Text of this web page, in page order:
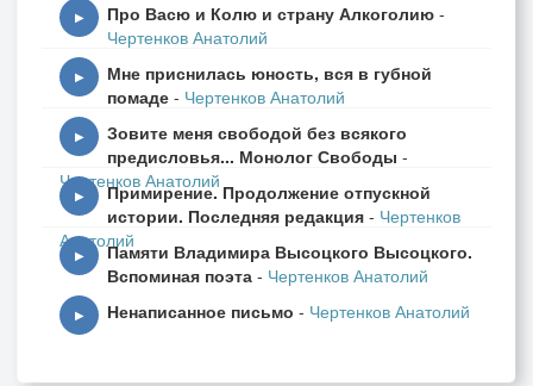
Нет солнца и месяц не светел…
Друзья мои, полный вперёд!
Покуда вы есть, я – бессмертен.
▶ Про Васю и Колю и страну Алкоголию -
Чертенков Анатолий
▶
Мне приснилась юность, вся в губной
помаде - Чертенков Анатолий
▶
Зовите меня свободой без всякого
предисловья... Монолог Свободы -
Чертенков Анатолий
▶
Примирение. Продолжение отпускной
истории. Последняя редакция - Чертенков
Анатолий
▶
Памяти Владимира Высоцкого Высоцкого.
Вспоминая поэта - Чертенков Анатолий
▶ Ненаписанное письмо - Чертенков Анатолий